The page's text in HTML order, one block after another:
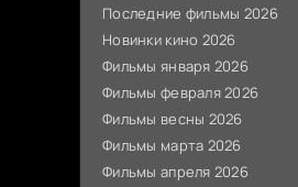
Последние фильмы 2026
Новинки кино 2026
Фильмы января 2026
Фильмы февраля 2026
Фильмы весны 2026
Фильмы марта 2026
Фильмы апреля 2026